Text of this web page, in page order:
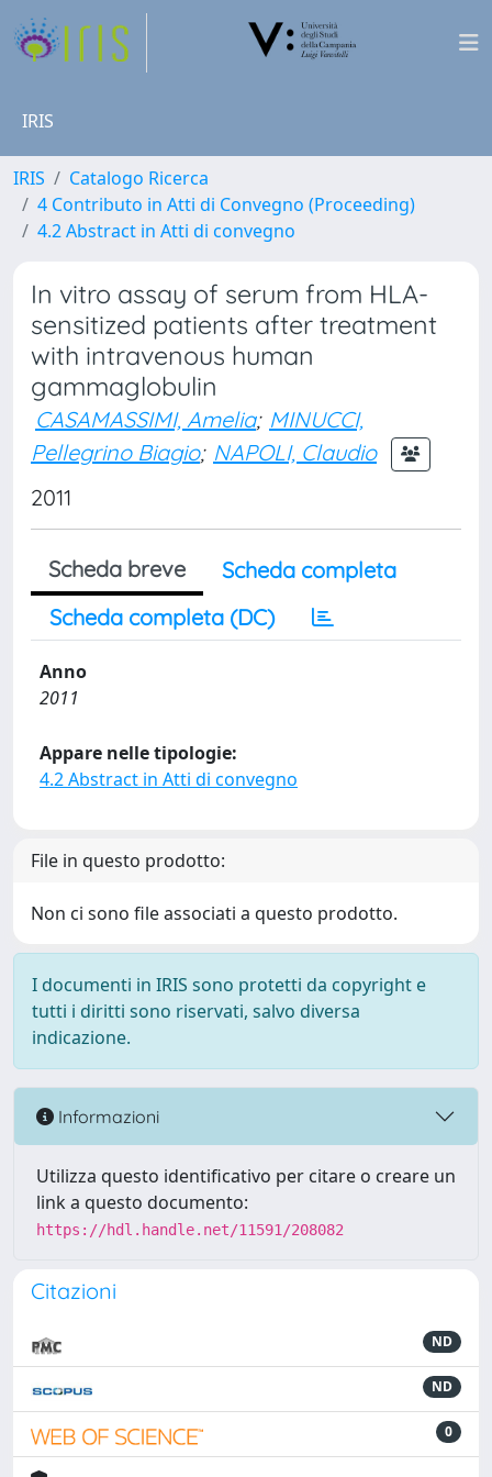
IRIS
IRIS
Catalogo Ricerca
4 Contributo in Atti di Convegno (Proceeding)
4.2 Abstract in Atti di convegno
In vitro assay of serum from HLA-
sensitized patients after treatment
with intravenous human
gammaglobulin
CASAMASSIMI, Amelia; MINUCCI,
Pellegrino Biagio; NAPOLI, Claudio
2011
Scheda breve
Scheda completa
Scheda completa (DC)
Anno
2011
Appare nelle tipologie:
4.2 Abstract in Atti di convegno
File in questo prodotto:
Non ci sono file associati a questo prodotto.
I documenti in IRIS sono protetti da copyright e
tutti i diritti sono riservati, salvo diversa
indicazione.
Informazioni
Utilizza questo identificativo per citare o creare un
link a questo documento:
https://hdl.handle.net/11591/208082
Citazioni
ND
ND
0